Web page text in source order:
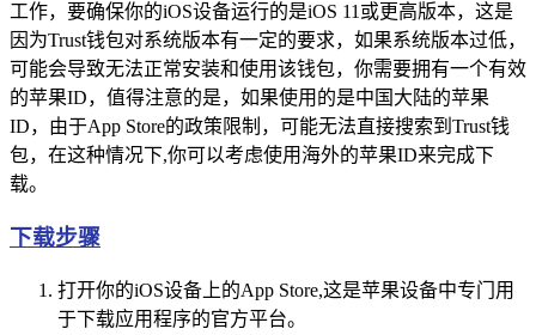
工作，要确保你的iOS设备运行的是iOS 11或更高版本，这是
因为Trust钱包对系统版本有一定的要求，如果系统版本过低，
可能会导致无法正常安装和使用该钱包，你需要拥有一个有效
的苹果ID，值得注意的是，如果使用的是中国大陆的苹果
ID，由于App Store的政策限制，可能无法直接搜索到Trust钱
包，在这种情况下,你可以考虑使用海外的苹果ID来完成下
载。
下载步骤
打开你的iOS设备上的App Store,这是苹果设备中专门用
于下载应用程序的官方平台。